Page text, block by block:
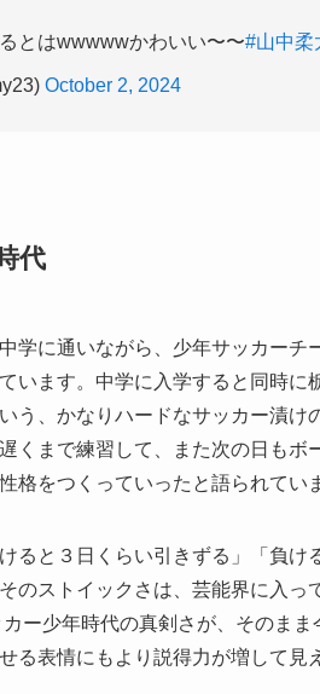
とはwwwwwかわいい〜〜#山中柔
October 2, 2024
代
学に通いながら、少年サッカー
います。中学に入学すると同時
う、かなりハードなサッカー漬け
くまで練習して、また次の日も
格をつくっていったと語られてい
ると３日くらい引きずる」「負
のストイックさは、芸能界に入
ー少年時代の真剣さが、そのま
る表情にもより説得力が増して見